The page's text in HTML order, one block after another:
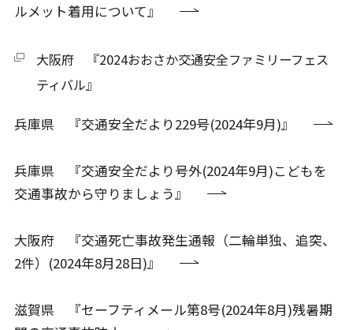
ルメット着用について』
大阪府 『2024おおさか交通安全ファミリーフェス
ティバル』
兵庫県 『交通安全だより229号(2024年9月)』
兵庫県 『交通安全だより号外(2024年9月)こどもを
交通事故から守りましょう』
大阪府 『交通死亡事故発生通報（二輪単独、追突、
2件）(2024年8月28日)』
滋賀県 『セーフティメール第8号(2024年8月)残暑期